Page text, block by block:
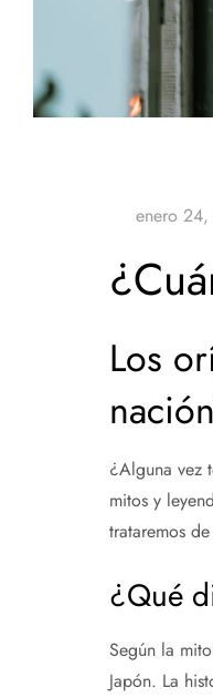
Los
¿Alguna vez
mitos y
trataremos
¿Qué
Según la
Japón. La